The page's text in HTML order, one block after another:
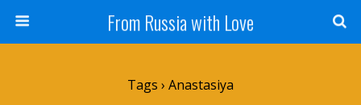
From Russia with Love
Tags › Anastasiya